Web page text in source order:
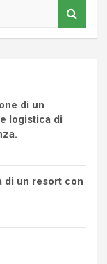
di un
logistica di
di un resort con